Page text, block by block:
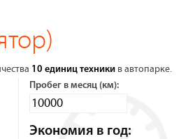
10 единиц техники в автопарке.
Пробег в месяц (км):
Экономия в год: